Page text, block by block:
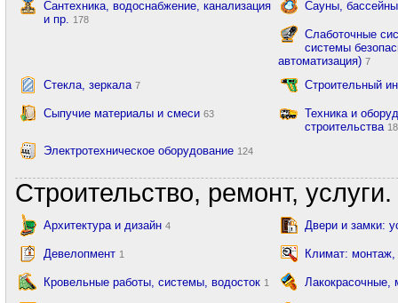
Сантехника, водоснабжение, канализация
и пр.
178
Сауны,
Слаботочные
системы
автоматизация)7
Стекла, зеркала 7 Строительный
Сыпучие материалы и смеси 63
Техника и
строительства
Электротехническое оборудование 124
Строительство, ремонт, услуги.
Архитектура и дизайн 4 Двери и замки:
Девелопмент 1 Климат:
Кровельные работы, системы, водосток 1